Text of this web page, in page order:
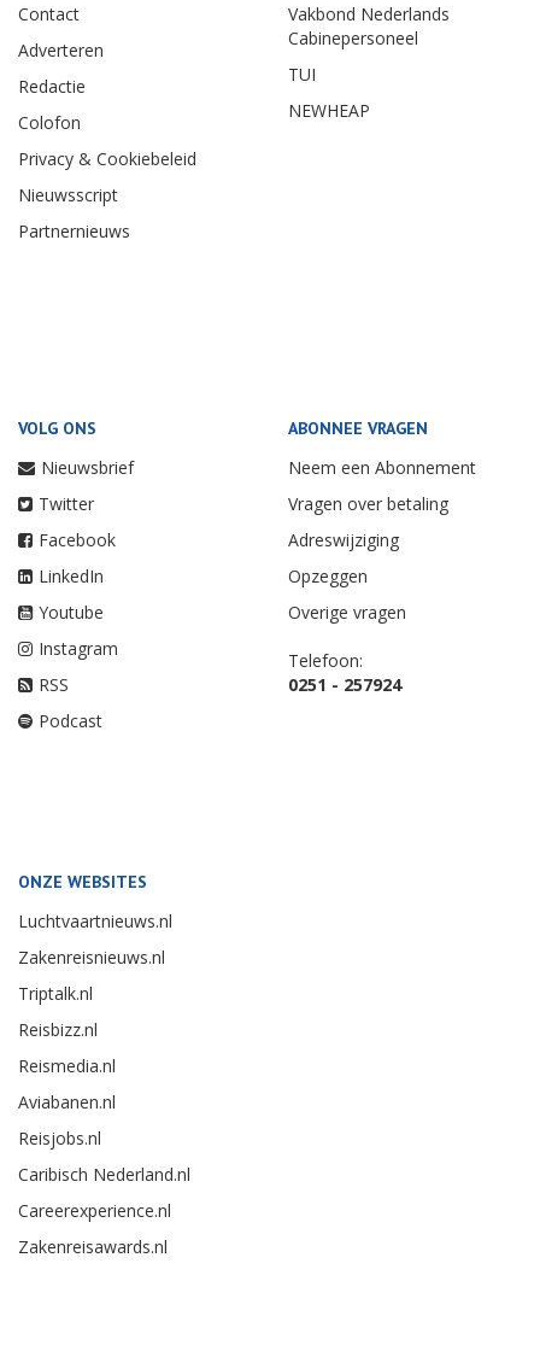
Contact
Adverteren
Redactie
Colofon
Privacy & Cookiebeleid
Nieuwsscript
Partnernieuws
Vakbond Nederlands
Cabinepersoneel
TUI
NEWHEAP
VOLG ONS
Nieuwsbrief
Twitter
Facebook
LinkedIn
Youtube
Instagram
RSS
Podcast
ABONNEE VRAGEN
Neem een Abonnement
Vragen over betaling
Adreswijziging
Opzeggen
Overige vragen
Telefoon:
0251 - 257924
ONZE WEBSITES
Luchtvaartnieuws.nl
Zakenreisnieuws.nl
Triptalk.nl
Reisbizz.nl
Reismedia.nl
Aviabanen.nl
Reisjobs.nl
Caribisch Nederland.nl
Careerexperience.nl
Zakenreisawards.nl